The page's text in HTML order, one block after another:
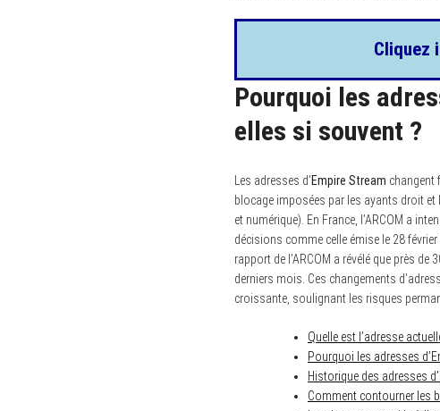
Cliquez
Pourquoi les
elles si souvent ?
Les adresses d’Empire Stream changent
blocage imposées par les ayants droit et
et numérique). En France, l’ARCOM a
décisions comme celle émise le 28
rapport de l’ARCOM a révélé que près
derniers mois. Ces changements
croissante, soulignant les risques
Quelle est l’adresse
Pourquoi les adresses
Historique des adresses
Comment contourner les